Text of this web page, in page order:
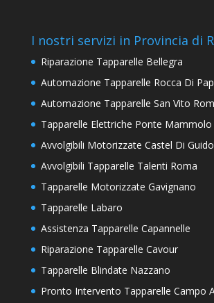
I nostri servizi in Provincia di
Riparazione Tapparelle Bellegra
Automazione Tapparelle Rocca Di
Automazione Tapparelle San Vito
Tapparelle Elettriche Ponte Mammolo
Avvolgibili Motorizzate Castel Di Guido
Avvolgibili Tapparelle Talenti Roma
Tapparelle Motorizzate Gavignano
Tapparelle Labaro
Assistenza Tapparelle Capannelle
Riparazione Tapparelle Cavour
Tapparelle Blindate Nazzano
Pronto Intervento Tapparelle Campo